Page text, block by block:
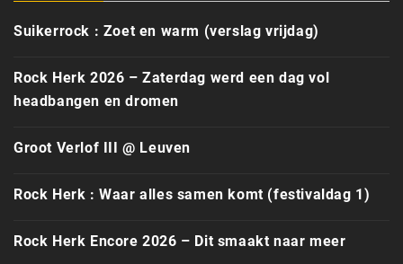
Suikerrock : Zoet en warm (verslag vrijdag)
Rock Herk 2026 – Zaterdag werd een dag vol
headbangen en dromen
Groot Verlof III @ Leuven
Rock Herk : Waar alles samen komt (festivaldag 1)
Rock Herk Encore 2026 – Dit smaakt naar meer